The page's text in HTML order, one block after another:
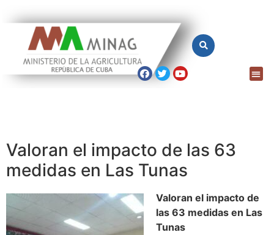
Valoran el impacto de las 63
medidas en Las Tunas
Valoran el impacto de
las 63 medidas en Las
Tunas